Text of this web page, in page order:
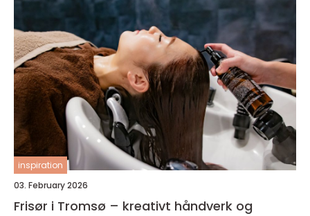
inspiration
03. February 2026
Frisør i Tromsø – kreativt håndverk og